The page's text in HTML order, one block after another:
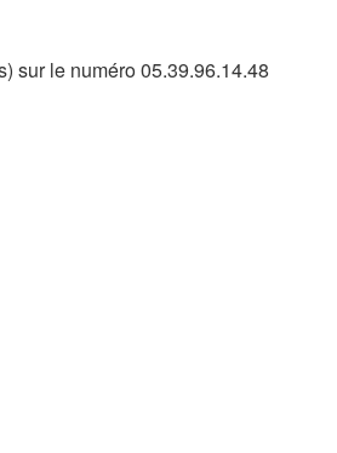
sur le numéro 05.39.96.14.48